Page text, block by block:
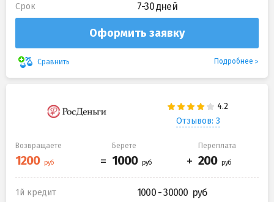
Срок 7-30 дней
Оформить заявку
Сравнить Подробнее
Отзывов: 3
Возвращаете Берете Переплата
1й кредит 1000 - 30000